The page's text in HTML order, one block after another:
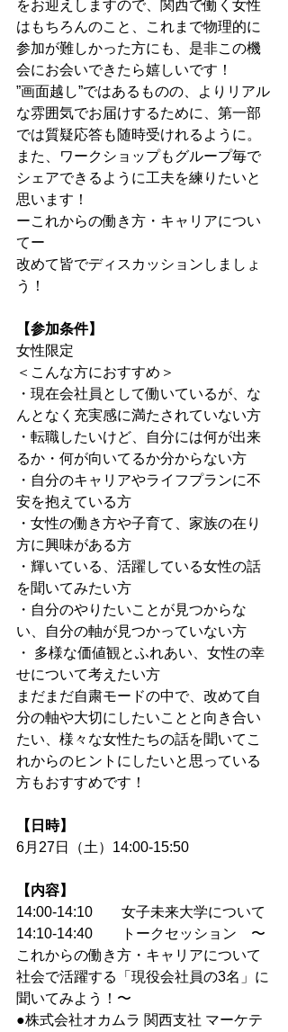
をお迎えしますので、関西で働く女性
はもちろんのこと、これまで物理的に
参加が難しかった方にも、是非この機
会にお会いできたら嬉しいです！
”画面越し”ではあるものの、よりリアル
な雰囲気でお届けするために、第一部
では質疑応答も随時受けれるように。
また、ワークショップもグループ毎で
シェアできるように工夫を練りたいと
思います！
ーこれからの働き方・キャリアについ
てー
改めて皆でディスカッションしましょ
う！
【参加条件】
女性限定
＜こんな方におすすめ＞
・現在会社員として働いているが、な
んとなく充実感に満たされていない方
・転職したいけど、自分には何が出来
るか・何が向いてるか分からない方
・自分のキャリアやライフプランに不
安を抱えている方
・女性の働き方や子育て、家族の在り
方に興味がある方
・輝いている、活躍している女性の話
を聞いてみたい方
・自分のやりたいことが見つからな
い、自分の軸が見つかっていない方
・ 多様な価値観とふれあい、女性の幸
せについて考えたい方
まだまだ自粛モードの中で、改めて自
分の軸や大切にしたいことと向き合い
たい、様々な女性たちの話を聞いてこ
れからのヒントにしたいと思っている
方もおすすめです！
【日時】
6月27日（土）14:00-15:50
【内容】
14:00-14:10　　女子未来大学について
14:10-14:40　　トークセッション　〜
これからの働き方・キャリアについて
社会で活躍する「現役会社員の3名」に
聞いてみよう！〜
●株式会社オカムラ 関西支社 マーケテ